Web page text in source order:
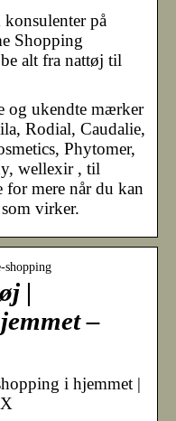
på
Shopping
alt fra nattøj til
og ukendte mærker
Rodial, Caudalie,
Phytomer,
wellexir , til
mere når du kan
virker.
shopping
|
–
i hjemmet |